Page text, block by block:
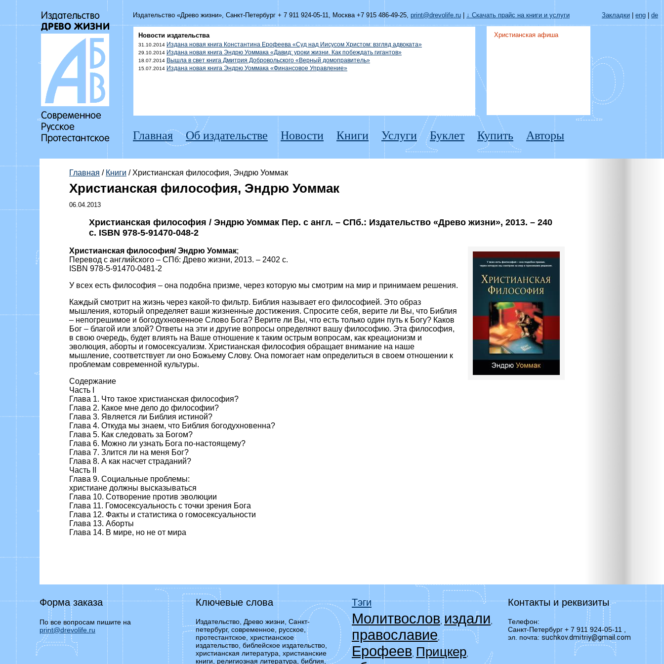
Издательство «Древо жизни», Санкт-Петербург + 7 911 924-05-11, Москва +7 915 486-49-25, print@drevolife.ru ↓ Скачать прайс на книги и услуги Закладки eng| de
Новости издательства
31.10.2014 Издана новая книга Константина Ерофеева «Суд над Иисусом Христом: взгляд адвоката»
29.10.2014 Издана новая книга Эндрю Уоммака «Давид: уроки жизни. Как побеждать гигантов»
18.07.2014 Вышла в свет книга Дмитрия Добровольского «Верный домоправитель»
15.07.2014 Издана новая книга Эндрю Уоммака «Финансовое Управление»
Христианская афиша
Главная Об издательстве Новости Книги Услуги Буклет Купить Авторы
Главная / Книги / Христианская философия, Эндрю Уоммак
Христианская философия, Эндрю Уоммак
06.04.2013
Христианская философия / Эндрю Уоммак Пер. с англ. – СПб.: Издательство «Древо жизни», 2013. – 240
c. ISBN 978-5-91470-048-2
Христианская философия/ Эндрю Уоммак;
Перевод с английского – СПб: Древо жизни, 2013. – 2402 c.
ISBN 978-5-91470-0481-2
У всех есть философия – она подобна призме, через которую мы смотрим на мир и принимаем решения.
Каждый смотрит на жизнь через какой-то фильтр. Библия называет его философией. Это образ
мышления, который определяет ваши жизненные достижения. Спросите себя, верите ли Вы, что Библия
– непогрешимое и богодухновенное Слово Бога? Верите ли Вы, что есть только один путь к Богу? Каков
Бог – благой или злой? Ответы на эти и другие вопросы определяют вашу философию. Эта философия,
в свою очередь, будет влиять на Ваше отношение к таким острым вопросам, как креационизм и
эволюция, аборты и гомосексуализм. Христианская философия обращает внимание на наше
мышление, соответствует ли оно Божьему Слову. Она помогает нам определиться в своем отношении к
проблемам современной культуры.
Содержание
Часть I
Глава 1. Что такое христианская философия?
Глава 2. Какое мне дело до философии?
Глава 3. Является ли Библия истиной?
Глава 4. Откуда мы знаем, что Библия богодухновенна?
Глава 5. Как следовать за Богом?
Глава 6. Можно ли узнать Бога по-настоящему?
Глава 7. Злится ли на меня Бог?
Глава 8. А как насчет страданий?
Часть II
Глава 9. Социальные проблемы:
христиане должны высказываться
Глава 10. Сотворение против эволюции
Глава 11. Гомосексуальность с точки зрения Бога
Глава 12. Факты и статистика о гомосексуальности
Глава 13. Аборты
Глава 14. В мире, но не от мира
Форма заказа
По все вопросам пишите на
print@drevolife.ru
Ключевые слова
Издательство, Древо жизни, Санкт-
петербург, современное, русское,
протестантское, христианское
издательство, библейское издательство,
христианская литература, христианские
книги, религиозная литература, библия,
Тэги
Молитвослов ,издали
православие
Ерофеев Прицкер
Контакты и реквизиты
Телефон:
Санкт-Петербург + 7 911 924-05-11 ,
эл. почта: suchkov.dmitriy@gmail.com